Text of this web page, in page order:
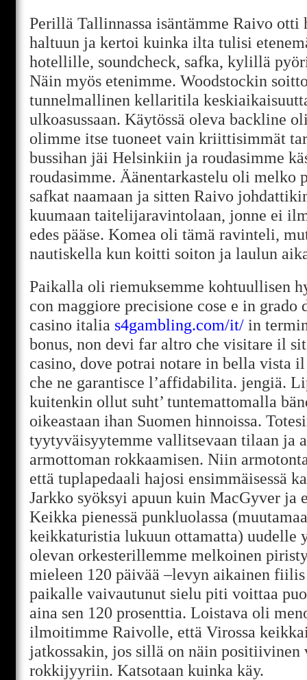
Perillä Tallinnassa isäntämme Raivo otti
haltuun ja kertoi kuinka ilta tulisi
hotellille, soundcheck, safka, kylillä
Näin myös etenimme. Woodstockin
tunnelmallinen kellaritila
ulkoasussaan. Käytössä oleva backline
olimme itse tuoneet vain kriittisimmät
bussihan jäi Helsinkiin ja roudasimme
roudasimme. Äänentarkastelu oli melko
safkat naamaan ja sitten Raivo
kuumaan taitelijaravintolaan, jonne ei
edes pääse. Komea oli tämä ravinteli,
nautiskella kun koitti soiton ja laulun
Paikalla oli riemuksemme kohtuullisen
con maggiore precisione cose e in grado
casino italia s4gambling.com/it/ in
bonus, non devi far altro che visitare il
casino, dove potrai notare in bella vista
che ne garantisce l’affidabilita. jengiä.
kuitenkin ollut suht’ tuntemattomalla
oikeastaan ihan Suomen hinnoissa.
tyytyväisyytemme vallitsevaan tilaan ja
armottoman rokkaamisen. Niin
että tuplapedaali hajosi ensimmäisessä
Jarkko syöksyi apuun kuin MacGyver ja
Keikka pienessä punkluolassa
keikkaturistia lukuun ottamatta) uudelle
olevan orkesterillemme melkoinen
mieleen 120 päivää –levyn aikainen
paikalle vaivautunut sielu piti voittaa
aina sen 120 prosenttia. Loistava oli
ilmoitimme Raivolle, että Virossa
jatkossakin, jos sillä on näin positiivinen
rokkijyyriin. Katsotaan kuinka käy.